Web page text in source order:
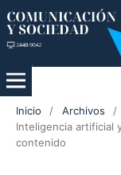
Inicio / Archivos /
Inteligencia artificial
contenido